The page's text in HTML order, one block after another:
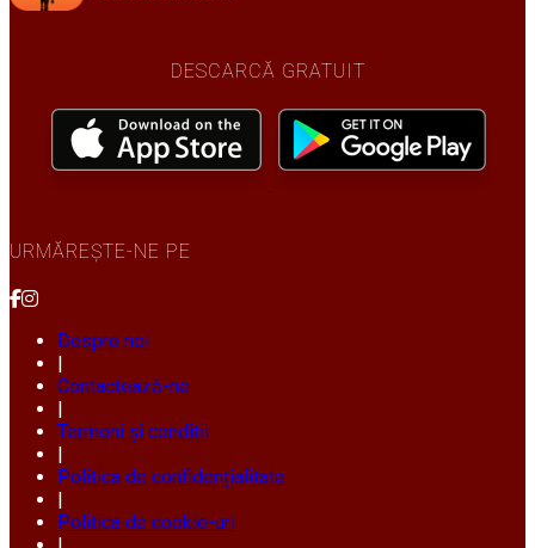
DESCARCĂ GRATUIT
URMĂREȘTE-NE PE
Despre noi
|
Contactează-ne
|
Termeni și condiții
|
Politica de confidențialitate
|
Politica de cookie-uri